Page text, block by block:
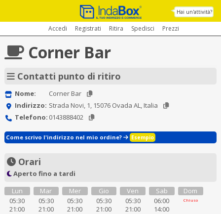
Hai un'attività?
Accedi Registrati Ritira Spedisci Prezzi
Corner Bar
Contatti punto di ritiro
Nome:
Corner Bar
Indirizzo: Strada Novi, 1, 15076 Ovada AL, Italia
Telefono: 0143888402
Come scrivo l'indirizzo nel mio ordine? Esempio
Orari
Aperto fino a tardi
Lun
05:30
21:00
Mar
05:30
21:00
Mer
05:30
21:00
Gio
05:30
21:00
Ven
05:30
21:00
Sab
06:00
14:00
Dom
Chiuso